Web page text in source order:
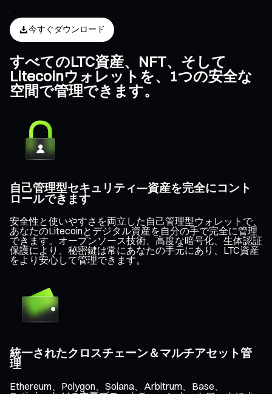
今すぐダウンロード
すべてのLTC資産、NFT、そして
Litecoinウォレットを、1つの安全な
空間で管理できます。
自己管理型セキュリティ—資産を完全にコント
ロールできます
安全性と使いやすさを両立した自己管理型ウォレットで、
あなたのLitecoinとデジタル資産を自分の手で完全に管理
できます。オープンソース技術、高度な暗号化、生体認証
保護により、秘密鍵は常にあなたの手元にあり、LTC資産
をより安心して管理できます。
統一されたクロスチェーン＆マルチアセット管
理
Ethereum、Polygon、Solana、Arbitrum、Base、